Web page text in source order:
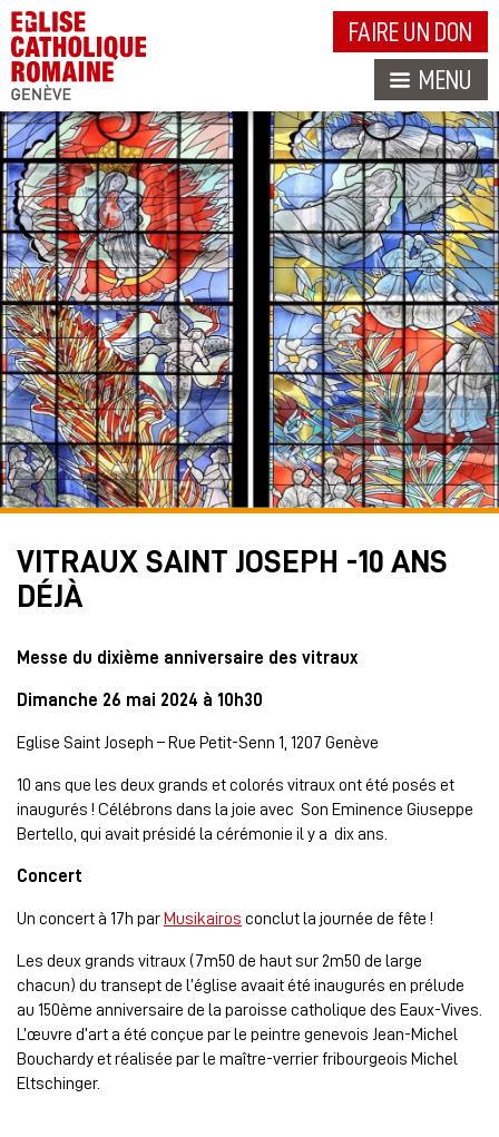
FAIRE UN DON
MENU
VITRAUX SAINT JOSEPH -10 ANS
DÉJÀ
Messe du dixième anniversaire des vitraux
Dimanche 26 mai 2024 à 10h30
Eglise Saint Joseph – Rue Petit-Senn 1, 1207 Genève
10 ans que les deux grands et colorés vitraux ont été posés et
inaugurés ! Célébrons dans la joie avec Son Eminence Giuseppe
Bertello, qui avait présidé la cérémonie il y a dix ans.
Concert
Un concert à 17h par Musikairos conclut la journée de fête !
Les deux grands vitraux (7m50 de haut sur 2m50 de large
chacun) du transept de l’église avaait été inaugurés en prélude
au 150ème anniversaire de la paroisse catholique des Eaux-Vives.
L’œuvre d’art a été conçue par le peintre genevois Jean-Michel
Bouchardy et réalisée par le maître-verrier fribourgeois Michel
Eltschinger.